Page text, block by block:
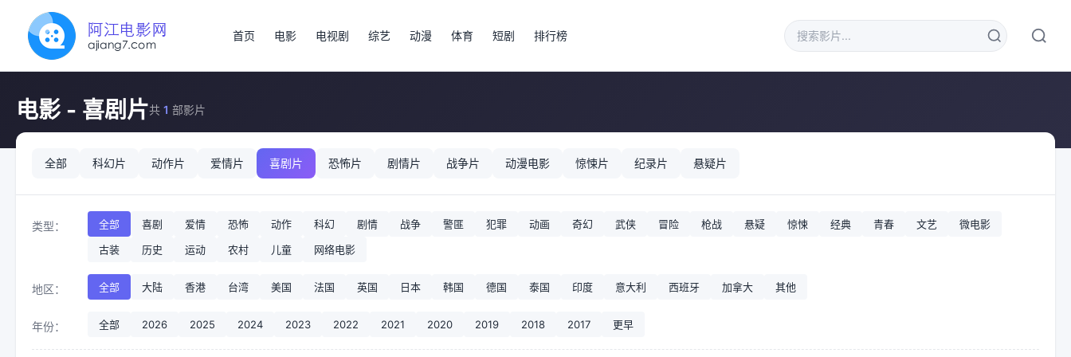
首页 电影 电视剧 综艺 动漫 体育 短剧 排行榜
电影 - 喜剧片共 1 部影片
全部 科幻片 动作片 爱情片 喜剧片 恐怖片 剧情片 战争片 动漫电影 惊悚片 纪录片 悬疑片
类型： 全部 喜剧 爱情 恐怖 动作 科幻 剧情 战争 警匪 犯罪 动画 奇幻 武侠 冒险 枪战 悬疑 惊悚 经典 青春 文艺
微电影
古装
历史 运动 农村 儿童 网络电影
地区： 全部 大陆 香港 台湾 美国 法国 英国 日本 韩国 德国 泰国 印度 意大利 西班牙 加拿大 其他
年份： 全部 2026 2025 2024 2023 2022 2021 2020 2019 2018 2017 更早